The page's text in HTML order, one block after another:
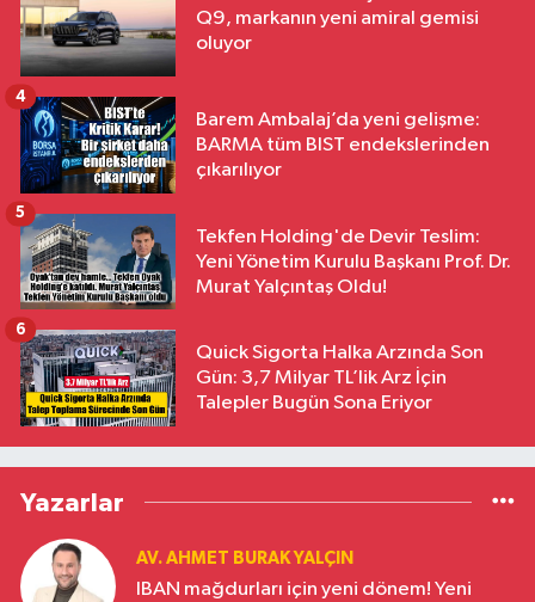
Q9, markanın yeni amiral gemisi
oluyor
Barem Ambalaj’da yeni gelişme:
BARMA tüm BIST endekslerinden
çıkarılıyor
4
Tekfen Holding'de Devir Teslim:
Yeni Yönetim Kurulu Başkanı Prof. Dr.
Murat Yalçıntaş Oldu!
5
Quick Sigorta Halka Arzında Son
Gün: 3,7 Milyar TL’lik Arz İçin
Talepler Bugün Sona Eriyor
6
Yazarlar
AV. AHMET BURAK YALÇIN
IBAN mağdurları için yeni dönem! Yeni